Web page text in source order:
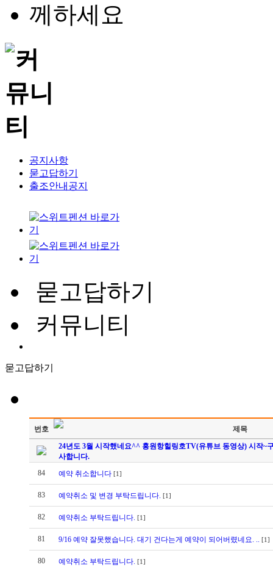
공지사항
묻고답하기
출조안내공지
묻고답하기
커뮤니티
묻고답하기
번호
제목
24년도 3월 시작했네요^^ 홍원항힐링호TV(유튜브 동영상) 시작~
사합니다.
84
예약 취소합니다 [1]
83 예약취소 및 변경 부탁드립니다. [1]
82 예약취소 부탁드립니다. [1]
81 9/16 예약 잘못했습니다. 대기 건다는게 예약이 되어버렸네요. .. [1]
80 예약취소 부탁드립니다. [1]